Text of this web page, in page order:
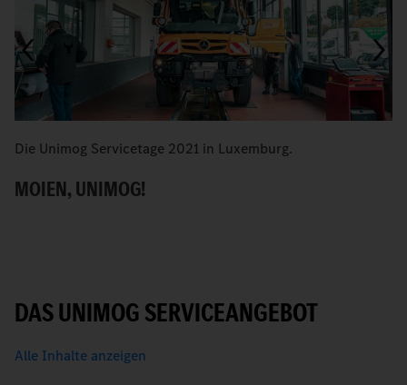
Die Unimog Servicetage 2021 in Luxemburg.
MOIEN, UNIMOG!
DAS UNIMOG SERVICEANGEBOT
Alle Inhalte anzeigen